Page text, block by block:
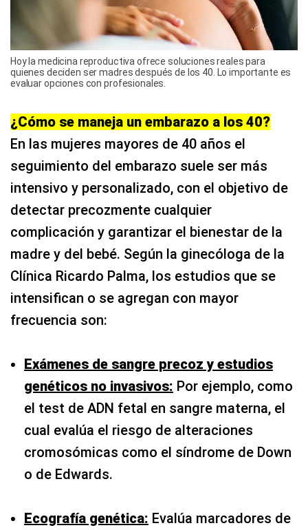
Hoy la medicina reproductiva ofrece soluciones reales para
quienes deciden ser madres después de los 40. Lo importante es
evaluar opciones con profesionales.
¿Cómo se maneja un embarazo a los 40?
En las mujeres mayores de 40 años el
seguimiento del embarazo suele ser más
intensivo y personalizado, con el objetivo de
detectar precozmente cualquier
complicación y garantizar el bienestar de la
madre y del bebé. Según la ginecóloga de la
Clínica Ricardo Palma, los estudios que se
intensifican o se agregan con mayor
frecuencia son:
Exámenes de sangre precoz y estudios
genéticos no invasivos: Por ejemplo, como
el test de ADN fetal en sangre materna, el
cual evalúa el riesgo de alteraciones
cromosómicas como el síndrome de Down
o de Edwards.
Ecografía genética: Evalúa marcadores de